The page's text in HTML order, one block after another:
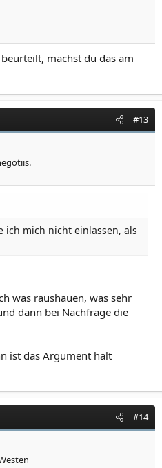
machst du das am
#13
ich mich nicht einlassen, als
was raushauen, was sehr
dann bei Nachfrage die
ist das Argument halt
#14